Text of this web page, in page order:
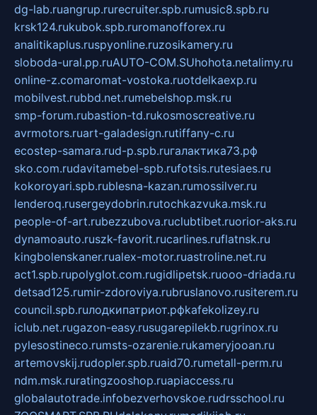
dg-lab.ruangrup.rurecruiter.spb.rumusic8.spb.ru
krsk124.rukubok.spb.ruromanofforex.ru
analitikaplus.ruspyonline.ruzosikamery.ru
sloboda-ural.pp.ruAUTO-COM.SUhohota.netalimy.ru
online-z.comaromat-vostoka.ruotdelkaexp.ru
mobilvest.rubbd.net.rumebelshop.msk.ru
smp-forum.rubastion-td.rukosmoscreative.ru
avrmotors.ruart-galadesign.rutiffany-c.ru
ecostep-samara.rud-p.spb.ruгалактика73.рф
sko.com.rudavitamebel-spb.rufotsis.rutesiaes.ru
kokoroyari.spb.rublesna-kazan.rumossilver.ru
lenderoq.rusergeydobrin.rutochkazvuka.msk.ru
people-of-art.rubezzubova.ruclubtibet.ruorior-aks.ru
dynamoauto.ruszk-favorit.rucarlines.ruflatnsk.ru
kingbolenskaner.rualex-motor.ruastroline.net.ru
act1.spb.rupolyglot.com.rugidlipetsk.ruooo-driada.ru
detsad125.rumir-zdoroviya.rubruslanovo.rusiterem.ru
council.spb.ruлодкипатриот.рфkafekolizey.ru
iclub.net.rugazon-easy.rusugarepilekb.rugrinox.ru
pylesostineco.rumsts-ozarenie.rukameryjooan.ru
artemovskij.rudopler.spb.ruaid70.rumetall-perm.ru
ndm.msk.ruratingzooshop.ruapiaccess.ru
globalautotrade.infobezverhovskoe.rudrsschool.ru